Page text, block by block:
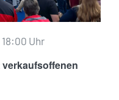
18:00 Uhr